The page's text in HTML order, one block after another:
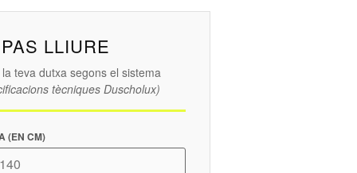
LLIURE
teva dutxa segons el sistema
tècniques Duscholux)
(EN CM)